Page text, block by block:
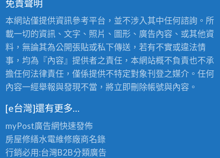
免責聲明
本網站僅提供資訊參考平台，並不涉入其中任何諮詢。所
載一切的資訊、文字、照片、圖形、廣告內容、或其他資
料，無論其為公開張貼或私下傳送，若有不實或違法情
事，均為『內容』提供者之責任，本網站概不負責也不承
擔任何法律責任，僅係提供不特定對象刊登之媒介。任何
內容一經舉報與發現不當，將立即刪除帳號與內容。
[e台灣]還有更多…
myPost廣告網快速發佈
房屋修繕水電維修廠商名錄
行銷必用:台灣B2B分類廣告